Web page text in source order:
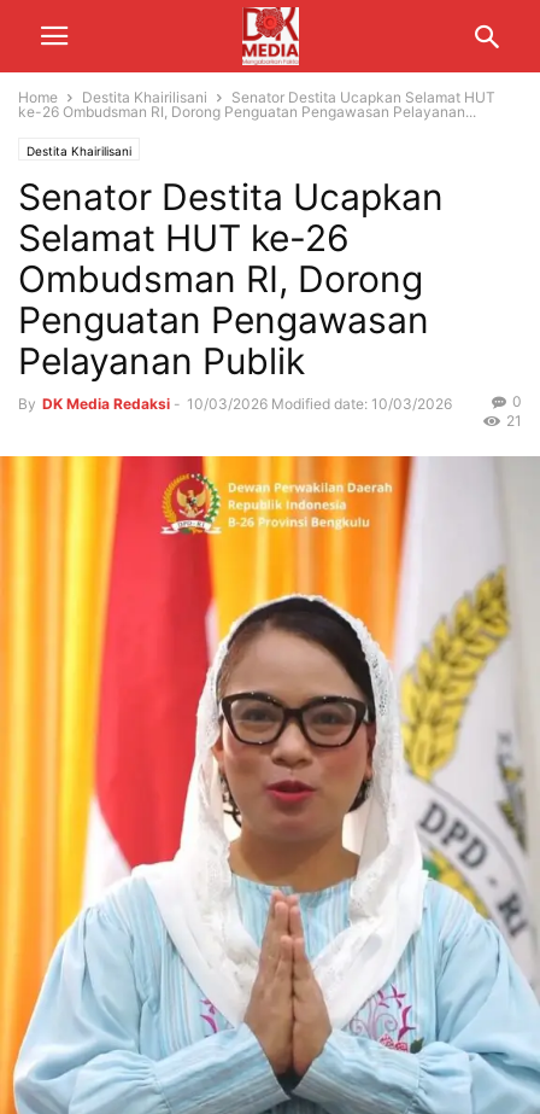
Home Destita Khairilisani
Senator Destita Ucapkan Selamat HUT
ke-26 Ombudsman RI, Dorong Penguatan Pengawasan Pelayanan...
Destita Khairilisani
Senator Destita Ucapkan
Selamat HUT ke-26
Ombudsman RI, Dorong
Penguatan Pengawasan
Pelayanan Publik
By DK Media Redaksi - 10/03/2026 Modified date: 10/03/2026
0
21